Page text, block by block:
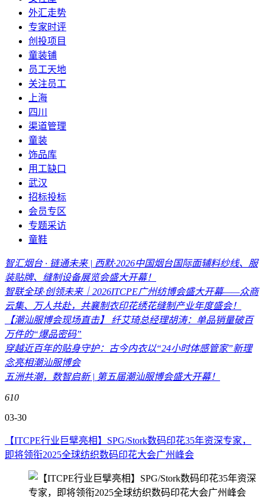
外汇走势
专家时评
创投项目
童装铺
员工天地
关注员工
上海
四川
渠道管理
童装
饰品库
用工缺口
武汉
招标投标
会员专区
专题采访
童鞋
智汇烟台 · 链通未来 | 西默·2026中国烟台国际面辅料纱线、服
装贴牌、缝制设备展览会盛大开幕！
智联全球·创领未来｜2026ITCPE广州纺博会盛大开幕——众商
云集、万人共赴，共襄制衣印花绣花缝制产业年度盛会！
【潮汕服博会现场直击】 纤艾琦总经理胡涛：单品销量破百
万件的“爆品密码”
穿越近百年的贴身守护：古今内衣以“24小时体感管家”新理
念亮相潮汕服博会
五洲共潮，数智启新 | 第五届潮汕服博会盛大开幕！
610
03-30
【ITCPE行业巨擘亮相】SPG/Stork数码印花35年资深专家，
即将领衔2025全球纺织数码印花大会广州峰会